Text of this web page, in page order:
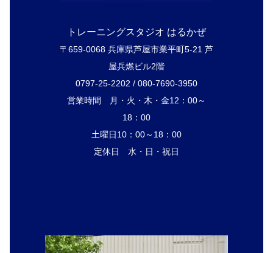
トレーニングスタジオ はるかぜ
〒659-0068 兵庫県芦屋市業平町5-21 芦
屋兵燃ビル2階
0797-25-2202 / 080-7690-3950
営業時間 月・火・木・金12：00～
18：00
土曜日10：00～18：00
定休日 水・日・祝日